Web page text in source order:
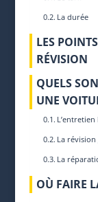
La durée
LES
RÉVISION
QUELS
UNE
La révision
La
OÙ FAIRE